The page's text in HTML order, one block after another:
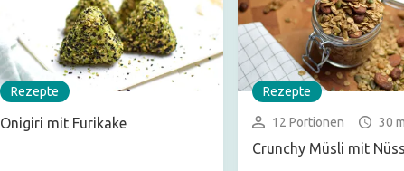
Rezepte
Onigiri mit Furikake
Rezepte
12 Portionen 30
Crunchy Müsli mit